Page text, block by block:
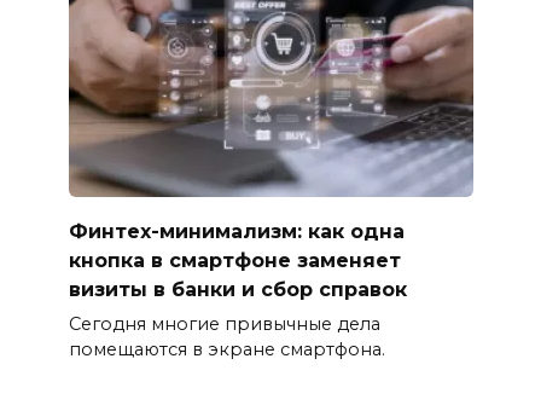
Финтех-минимализм: как одна
кнопка в смартфоне заменяет
визиты в банки и сбор справок
Сегодня многие привычные дела
помещаются в экране смартфона.